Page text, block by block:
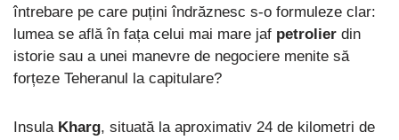
întrebare pe care puțini îndrăznesc s-o formuleze clar:
lumea se află în fața celui mai mare jaf petrolier din
istorie sau a unei manevre de negociere menite să
forțeze Teheranul la capitulare?
Insula Kharg, situată la aproximativ 24 de kilometri de